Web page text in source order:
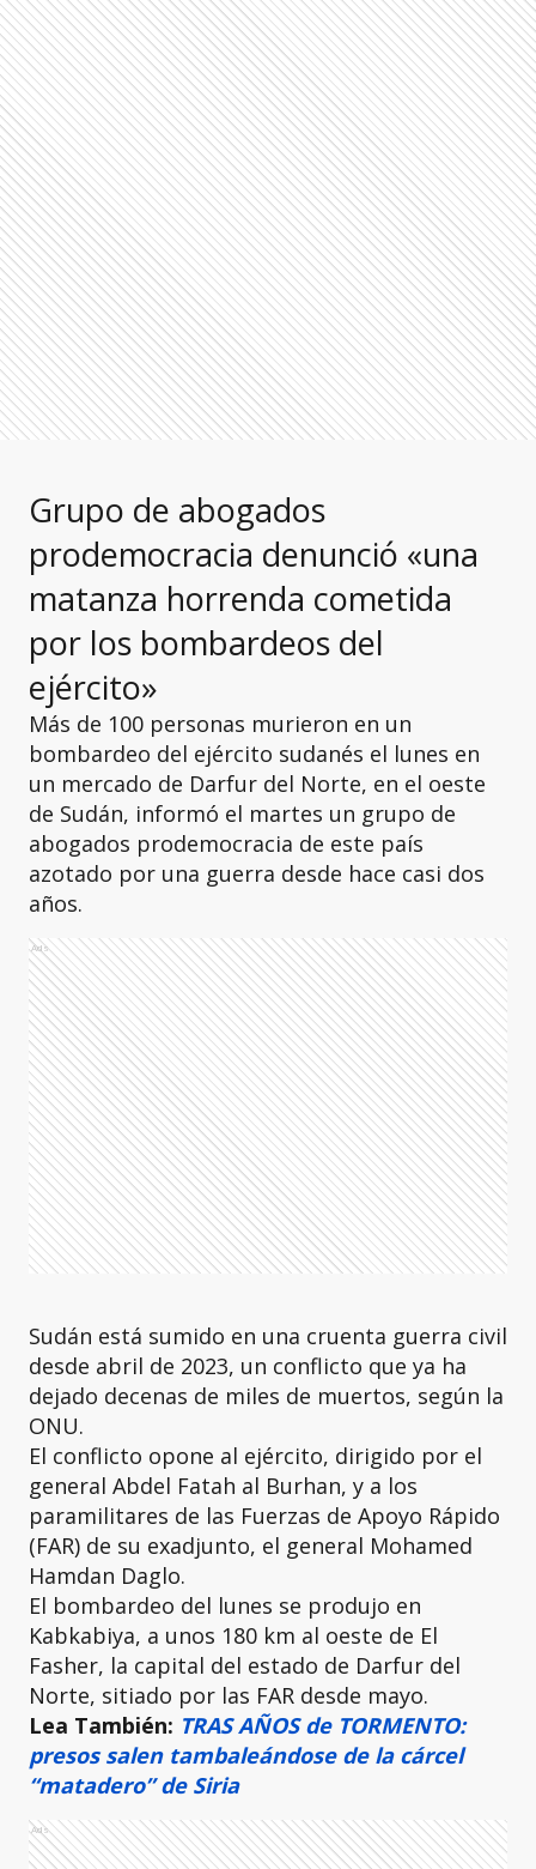
Grupo de abogados
prodemocracia denunció «una
matanza horrenda cometida
por los bombardeos del
ejército»
Más de 100 personas murieron en un
bombardeo del ejército sudanés el lunes en
un mercado de Darfur del Norte, en el oeste
de Sudán, informó el martes un grupo de
abogados prodemocracia de este país
azotado por una guerra desde hace casi dos
años.
Ads
Sudán está sumido en una cruenta guerra civil
desde abril de 2023, un conflicto que ya ha
dejado decenas de miles de muertos, según la
ONU.
El conflicto opone al ejército, dirigido por el
general Abdel Fatah al Burhan, y a los
paramilitares de las Fuerzas de Apoyo Rápido
(FAR) de su exadjunto, el general Mohamed
Hamdan Daglo.
El bombardeo del lunes se produjo en
Kabkabiya, a unos 180 km al oeste de El
Fasher, la capital del estado de Darfur del
Norte, sitiado por las FAR desde mayo.
Lea También: TRAS AÑOS de TORMENTO:
presos salen tambaleándose de la cárcel
“matadero” de Siria
Ads